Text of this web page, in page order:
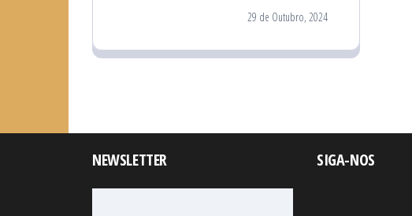
29 de Outubro, 2024
NEWSLETTER SIGA-NOS